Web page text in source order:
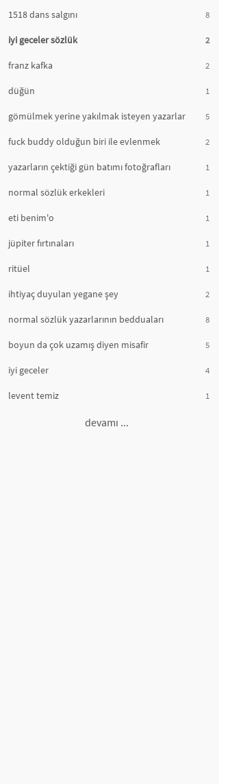
1518 dans salgını 8
iyi geceler sözlük 2
franz kafka 2
düğün 1
gömülmek yerine yakılmak isteyen yazarlar 5
fuck buddy olduğun biri ile evlenmek 2
yazarların çektiği gün batımı fotoğrafları 1
normal sözlük erkekleri 1
eti benim'o 1
jüpiter fırtınaları 1
ritüel 1
ihtiyaç duyulan yegane şey 2
normal sözlük yazarlarının bedduaları 8
boyun da çok uzamış diyen misafir 5
iyi geceler 4
levent temiz 1
devamı ...